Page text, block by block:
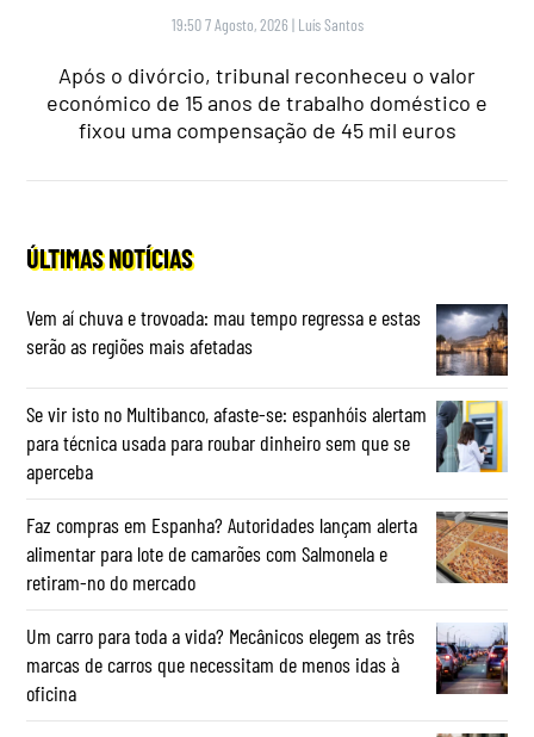
19:50 7 Agosto, 2026 | Luís Santos
Após o divórcio, tribunal reconheceu o valor
económico de 15 anos de trabalho doméstico e
fixou uma compensação de 45 mil euros
ÚLTIMAS NOTÍCIAS
Vem aí chuva e trovoada: mau tempo regressa e estas
serão as regiões mais afetadas
Se vir isto no Multibanco, afaste-se: espanhóis alertam
para técnica usada para roubar dinheiro sem que se
aperceba
Faz compras em Espanha? Autoridades lançam alerta
alimentar para lote de camarões com Salmonela e
retiram-no do mercado
Um carro para toda a vida? Mecânicos elegem as três
marcas de carros que necessitam de menos idas à
oficina